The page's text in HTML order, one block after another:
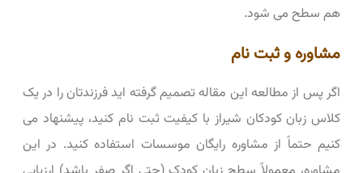
هم‌ سطح می ‌شود.
مشاوره و ثبت ‌نام
اگر پس از مطالعه این مقاله تصمیم گرفته ‌اید فرزندتان را در یک
کلاس زبان کودکان شیراز با کیفیت ثبت ‌نام کنید، پیشنهاد می
‌کنیم حتماً از مشاوره رایگان موسسات استفاده کنید. در این